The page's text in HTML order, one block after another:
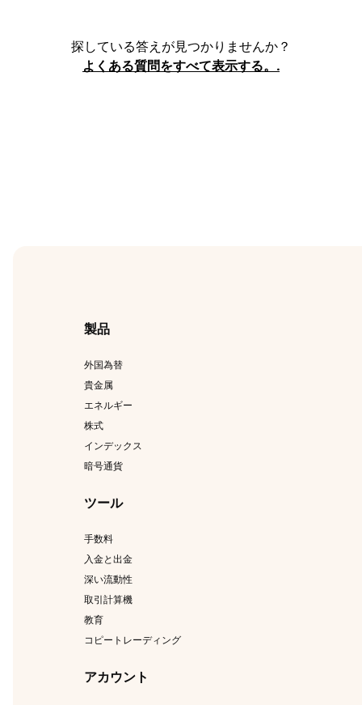
探している答えが見つかりませんか？
よくある質問をすべて表示する。.
製品
外国為替
貴金属
エネルギー
株式
インデックス
暗号通貨
ツール
手数料
入金と出金
深い流動性
取引計算機
教育
コピートレーディング
アカウント